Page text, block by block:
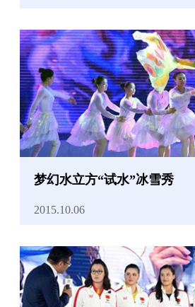
梦幻水立方“试水”冰雪秀
2015.10.06